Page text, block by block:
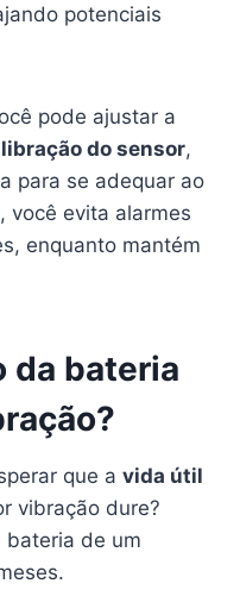
potenciais
pode ajustar a
do sensor,
para se adequar ao
você evita alarmes
enquanto mantém
da bateria
que a vida útil
vibração dure?
bateria de um